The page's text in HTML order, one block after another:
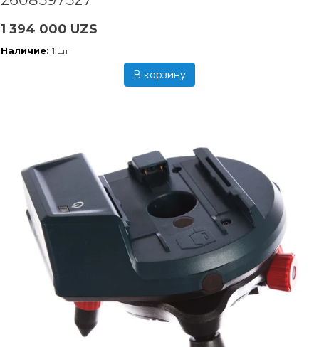
1 394 000 UZS
Наличие: 1 шт
В корзину